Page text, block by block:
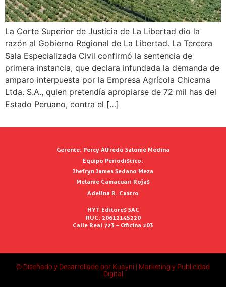
La Corte Superior de Justicia de La Libertad dio la
razón al Gobierno Regional de La Libertad. La Tercera
Sala Especializada Civil confirmó la sentencia de
primera instancia, que declara infundada la demanda de
amparo interpuesta por la Empresa Agrícola Chicama
Ltda. S.A., quien pretendía apropiarse de 72 mil has del
Estado Peruano, contra el […]
Gerente: Percy Alfredo Salomé Medina
Equipo Periodístico:
Jhefryn James Sedano Meza
Melanie Camacuari Rojas
Adelina R. Castro
HYT Editores SAC
RUC: 20612145220
Calle Real 723 – Oficina 203
© Diseñado y Desarrollado por Kuayni | Marketing y Publicidad
Digital